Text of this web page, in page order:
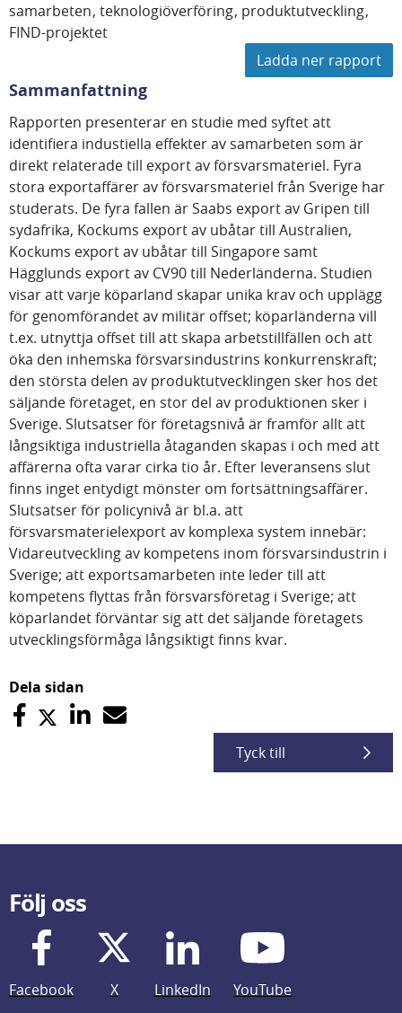
samarbeten teknologiöverföring produktutveckling
FIND-projektet
Ladda ner rapport
Sammanfattning
Rapporten presenterar en studie med syftet att
identifiera industiella effekter av samarbeten som är
direkt relaterade till export av försvarsmateriel. Fyra
stora exportaffärer av försvarsmateriel från Sverige har
studerats. De fyra fallen är Saabs export av Gripen till
sydafrika, Kockums export av ubåtar till Australien,
Kockums export av ubåtar till Singapore samt
Hägglunds export av CV90 till Nederländerna. Studien
visar att varje köparland skapar unika krav och upplägg
för genomförandet av militär offset; köparländerna vill
t.ex. utnyttja offset till att skapa arbetstillfällen och att
öka den inhemska försvarsindustrins konkurrenskraft;
den största delen av produktutvecklingen sker hos det
säljande företaget, en stor del av produktionen sker i
Sverige. Slutsatser för företagsnivå är framför allt att
långsiktiga industriella åtaganden skapas i och med att
affärerna ofta varar cirka tio år. Efter leveransens slut
finns inget entydigt mönster om fortsättningsaffärer.
Slutsatser för policynivå är bl.a. att
försvarsmaterielexport av komplexa system innebär:
Vidareutveckling av kompetens inom försvarsindustrin i
Sverige; att exportsamarbeten inte leder till att
kompetens flyttas från försvarsföretag i Sverige; att
köparlandet förväntar sig att det säljande företagets
utvecklingsförmåga långsiktigt finns kvar.
Dela sidan
Tyck till
Följ oss
Facebook X LinkedIn
YouTube